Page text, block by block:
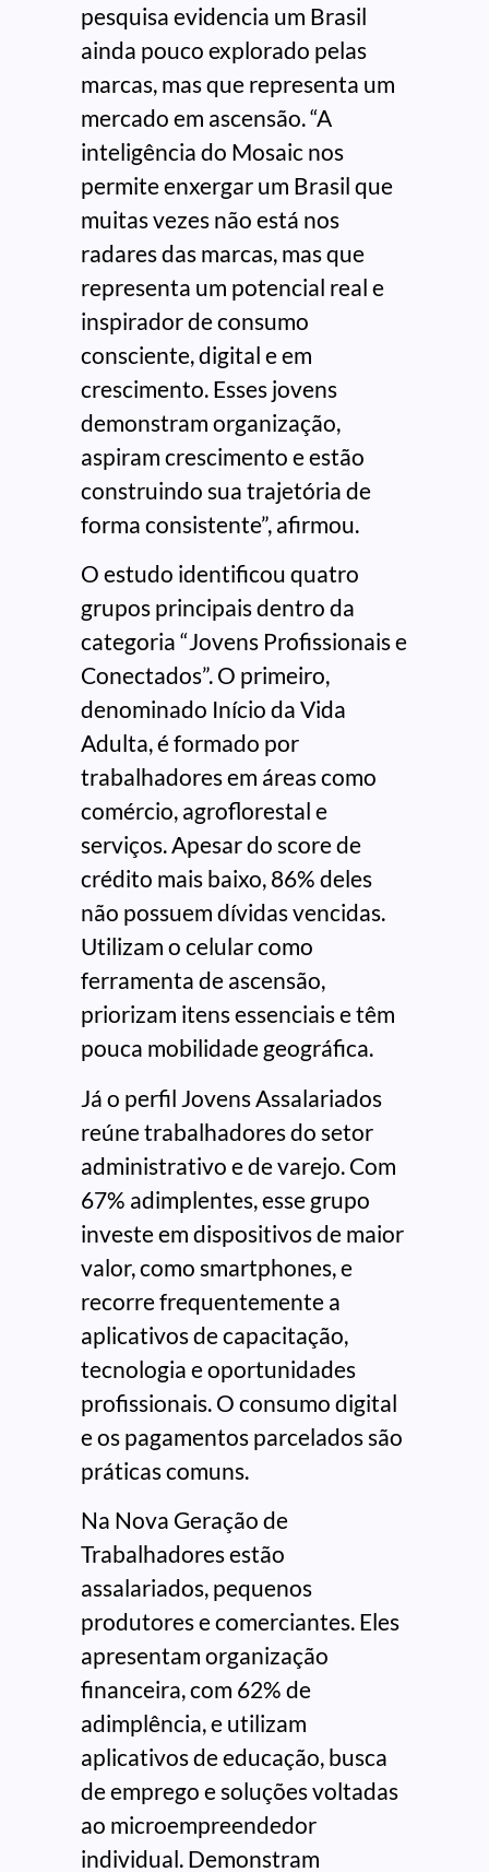
pesquisa evidencia um Brasil
ainda pouco explorado pelas
marcas, mas que representa um
mercado em ascensão. “A
inteligência do Mosaic nos
permite enxergar um Brasil que
muitas vezes não está nos
radares das marcas, mas que
representa um potencial real e
inspirador de consumo
consciente, digital e em
crescimento. Esses jovens
demonstram organização,
aspiram crescimento e estão
construindo sua trajetória de
forma consistente”, afirmou.
O estudo identificou quatro
grupos principais dentro da
categoria “Jovens Profissionais e
Conectados”. O primeiro,
denominado Início da Vida
Adulta, é formado por
trabalhadores em áreas como
comércio, agroflorestal e
serviços. Apesar do score de
crédito mais baixo, 86% deles
não possuem dívidas vencidas.
Utilizam o celular como
ferramenta de ascensão,
priorizam itens essenciais e têm
pouca mobilidade geográfica.
Já o perfil Jovens Assalariados
reúne trabalhadores do setor
administrativo e de varejo. Com
67% adimplentes, esse grupo
investe em dispositivos de maior
valor, como smartphones, e
recorre frequentemente a
aplicativos de capacitação,
tecnologia e oportunidades
profissionais. O consumo digital
e os pagamentos parcelados são
práticas comuns.
Na Nova Geração de
Trabalhadores estão
assalariados, pequenos
produtores e comerciantes. Eles
apresentam organização
financeira, com 62% de
adimplência, e utilizam
aplicativos de educação, busca
de emprego e soluções voltadas
ao microempreendedor
individual. Demonstram